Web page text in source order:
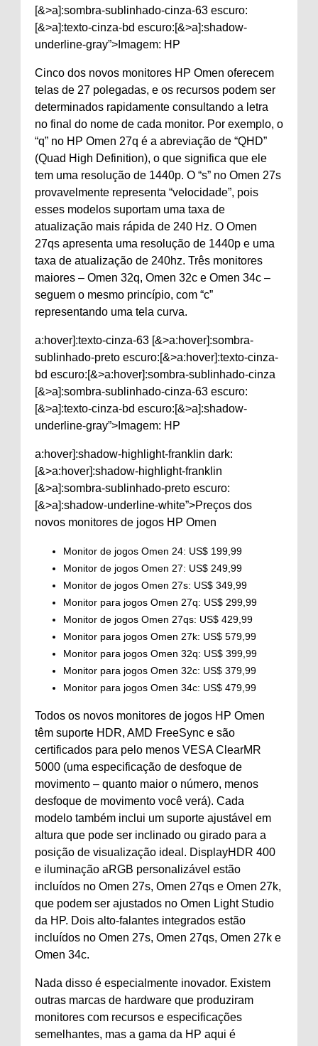
[&>a]:sombra-sublinhado-cinza-63 escuro:
[&>a]:texto-cinza-bd escuro:[&>a]:shadow-
underline-gray”>Imagem: HP
Cinco dos novos monitores HP Omen oferecem
telas de 27 polegadas, e os recursos podem ser
determinados rapidamente consultando a letra
no final do nome de cada monitor. Por exemplo, o
“q” no HP Omen 27q é a abreviação de “QHD”
(Quad High Definition), o que significa que ele
tem uma resolução de 1440p. O “s” no Omen 27s
provavelmente representa “velocidade”, pois
esses modelos suportam uma taxa de
atualização mais rápida de 240 Hz. O Omen
27qs apresenta uma resolução de 1440p e uma
taxa de atualização de 240hz. Três monitores
maiores – Omen 32q, Omen 32c e Omen 34c –
seguem o mesmo princípio, com “c”
representando uma tela curva.
a:hover]:texto-cinza-63 [&>a:hover]:sombra-
sublinhado-preto escuro:[&>a:hover]:texto-cinza-
bd escuro:[&>a:hover]:sombra-sublinhado-cinza
[&>a]:sombra-sublinhado-cinza-63 escuro:
[&>a]:texto-cinza-bd escuro:[&>a]:shadow-
underline-gray”>Imagem: HP
a:hover]:shadow-highlight-franklin dark:
[&>a:hover]:shadow-highlight-franklin
[&>a]:sombra-sublinhado-preto escuro:
[&>a]:shadow-underline-white”>Preços dos
novos monitores de jogos HP Omen
Monitor de jogos Omen 24: US$ 199,99
Monitor de jogos Omen 27: US$ 249,99
Monitor de jogos Omen 27s: US$ 349,99
Monitor para jogos Omen 27q: US$ 299,99
Monitor de jogos Omen 27qs: US$ 429,99
Monitor para jogos Omen 27k: US$ 579,99
Monitor para jogos Omen 32q: US$ 399,99
Monitor para jogos Omen 32c: US$ 379,99
Monitor para jogos Omen 34c: US$ 479,99
Todos os novos monitores de jogos HP Omen
têm suporte HDR, AMD FreeSync e são
certificados para pelo menos VESA ClearMR
5000 (uma especificação de desfoque de
movimento – quanto maior o número, menos
desfoque de movimento você verá). Cada
modelo também inclui um suporte ajustável em
altura que pode ser inclinado ou girado para a
posição de visualização ideal. DisplayHDR 400
e iluminação aRGB personalizável estão
incluídos no Omen 27s, Omen 27qs e Omen 27k,
que podem ser ajustados no Omen Light Studio
da HP. Dois alto-falantes integrados estão
incluídos no Omen 27s, Omen 27qs, Omen 27k e
Omen 34c.
Nada disso é especialmente inovador. Existem
outras marcas de hardware que produziram
monitores com recursos e especificações
semelhantes, mas a gama da HP aqui é